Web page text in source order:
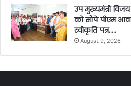
उप मुख्यमंत्री विजय
को सौंपे पीएम
स्वीकृति पत्र…..
August 9, 2026